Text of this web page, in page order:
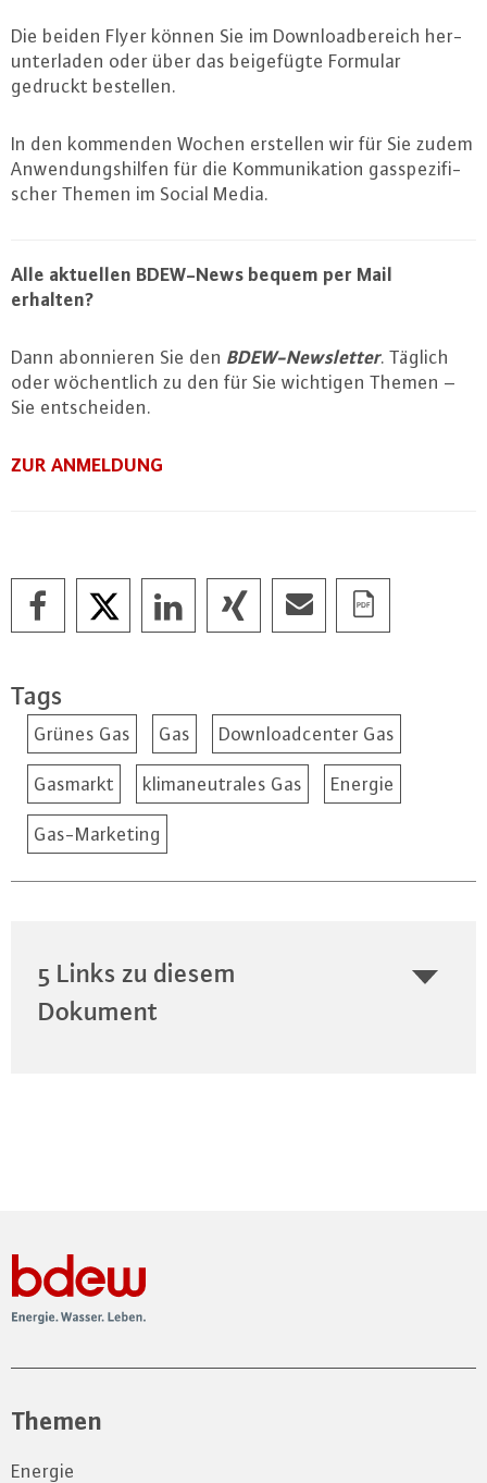
Die beiden Flyer können Sie im Down­load­be­reich her­
un­ter­la­den oder über das bei­ge­füg­te Formular
gedruckt bestellen.
In den kommenden Wochen erstellen wir für Sie zudem
An­wen­dungs­hil­fen für die Kom­mu­ni­ka­ti­on gas­spe­zi­fi­
scher Themen im Social Media.
Alle aktuellen BDEW-News bequem per Mail
erhalten?
Dann abon­nie­ren Sie den BDEW-News­let­ter. Täglich
oder wö­chent­lich zu den für Sie wichtigen Themen –
Sie ent­schei­den.
ZUR ANMELDUNG
Tags
Grünes Gas Gas Downloadcenter Gas
Gasmarkt klimaneutrales Gas Energie
Gas-Marketing
5 Links zu diesem
Dokument
Themen
Energie